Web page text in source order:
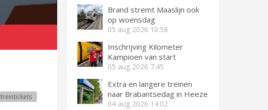
treintickets
Brand stremt Maaslijn ook
op woensdag
05 aug 2026 10:58
Inschrijving Kilometer
Kampioen van start
05 aug 2026 7:45
Extra en langere treinen
naar Brabantsedag in Heeze
04 aug 2026 14:02